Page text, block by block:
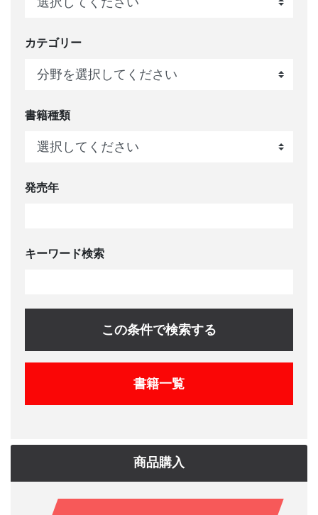
カテゴリー
書籍種類
発売年
キーワード検索
この条件で検索する
書籍一覧
商品購入